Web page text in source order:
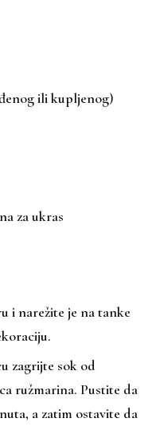
ili kupljenog)
za ukras
i narežite je na tanke
zagrijte sok od
ružmarina. Pustite da
a zatim ostavite da